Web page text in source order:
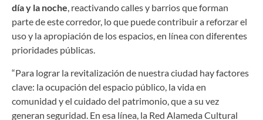
día y la noche, reactivando calles y barrios que forman
parte de este corredor, lo que puede contribuir a reforzar el
uso y la apropiación de los espacios, en línea con diferentes
prioridades públicas.
“Para lograr la revitalización de nuestra ciudad hay factores
clave: la ocupación del espacio público, la vida en
comunidad y el cuidado del patrimonio, que a su vez
generan seguridad. En esa línea, la Red Alameda Cultural